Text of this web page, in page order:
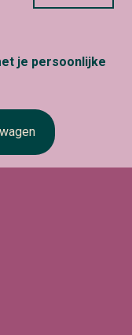
je persoonlijke